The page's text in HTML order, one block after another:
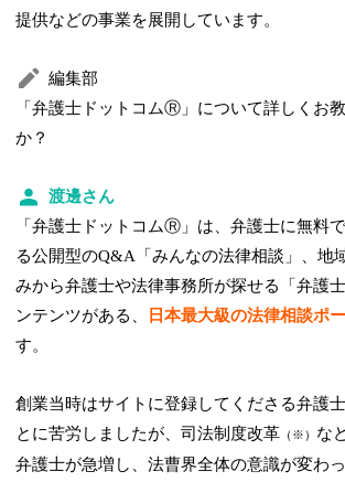
提供などの事業を展開しています。
編集部
「弁護士ドットコムⓇ」について詳しくお
か？
渡邊さん
「弁護士ドットコムⓇ」は、弁護士に無料
る公開型のQ&A「みんなの法律相談」、地
みから弁護士や法律事務所が探せる「弁護
ンテンツがある、
日本最大級の法律相談ポ
す。
創業当時はサイトに登録してくださる弁護
とに苦労しましたが、司法制度改革 （※） な
弁護士が急増し、法曹界全体の意識が変わっ